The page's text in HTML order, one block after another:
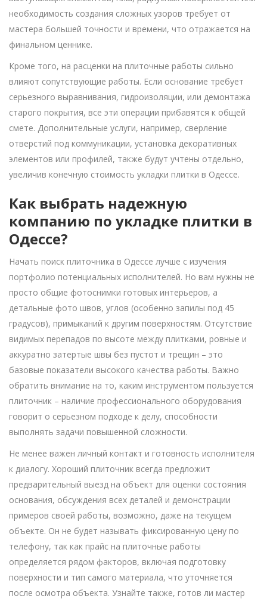
необходимость создания сложных узоров требует от
мастера большей точности и времени, что отражается на
финальном ценнике.
Кроме того, на расценки на плиточные работы сильно
влияют сопутствующие работы. Если основание требует
серьезного выравнивания, гидроизоляции, или демонтажа
старого покрытия, все эти операции прибавятся к общей
смете. Дополнительные услуги, например, сверление
отверстий под коммуникации, установка декоративных
элементов или профилей, также будут учтены отдельно,
увеличив конечную стоимость укладки плитки в Одессе.
Как выбрать надежную
компанию по укладке плитки в
Одессе?
Начать поиск плиточника в Одессе лучше с изучения
портфолио потенциальных исполнителей. Но вам нужны не
просто общие фотоснимки готовых интерьеров, а
детальные фото швов, углов (особенно запилы под 45
градусов), примыканий к другим поверхностям. Отсутствие
видимых перепадов по высоте между плитками, ровные и
аккуратно затертые швы без пустот и трещин – это
базовые показатели высокого качества работы. Важно
обратить внимание на то, каким инструментом пользуется
плиточник – наличие профессионального оборудования
говорит о серьезном подходе к делу, способности
выполнять задачи повышенной сложности.
Не менее важен личный контакт и готовность исполнителя
к диалогу. Хороший плиточник всегда предложит
предварительный выезд на объект для оценки состояния
основания, обсуждения всех деталей и демонстрации
примеров своей работы, возможно, даже на текущем
объекте. Он не будет называть фиксированную цену по
телефону, так как прайс на плиточные работы
определяется рядом факторов, включая подготовку
поверхности и тип самого материала, что уточняется
после осмотра объекта. Узнайте также, готов ли мастер